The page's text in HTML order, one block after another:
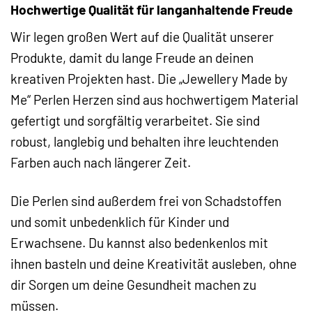
Hochwertige Qualität für langanhaltende Freude
Wir legen großen Wert auf die Qualität unserer
Produkte, damit du lange Freude an deinen
kreativen Projekten hast. Die „Jewellery Made by
Me“ Perlen Herzen sind aus hochwertigem Material
gefertigt und sorgfältig verarbeitet. Sie sind
robust, langlebig und behalten ihre leuchtenden
Farben auch nach längerer Zeit.
Die Perlen sind außerdem frei von Schadstoffen
und somit unbedenklich für Kinder und
Erwachsene. Du kannst also bedenkenlos mit
ihnen basteln und deine Kreativität ausleben, ohne
dir Sorgen um deine Gesundheit machen zu
müssen.